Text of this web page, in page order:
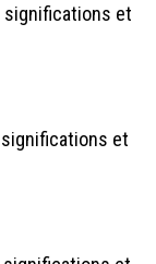
significations et
et